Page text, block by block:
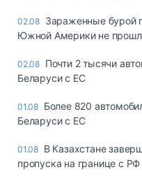
02.08 Зараженные бурой
Южной Америки не
02.08 Почти 2 тысячи
Беларуси с ЕС
01.08 Более 820
Беларуси с ЕС
01.08 В Казахстане
пропуска на границе с